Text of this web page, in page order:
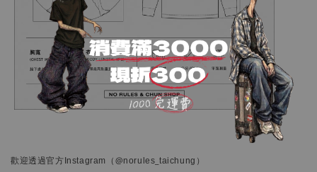
歡迎透過官方Instagram （@norules_taichung）